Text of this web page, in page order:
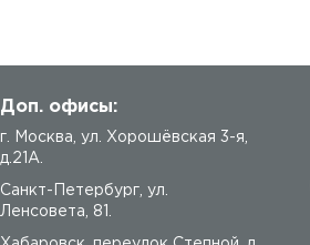
Доп. офисы:
г. Москва, ул. Хорошёвская 3-я,
д.21А.
Санкт-Петербург, ул.
Ленсовета, 81.